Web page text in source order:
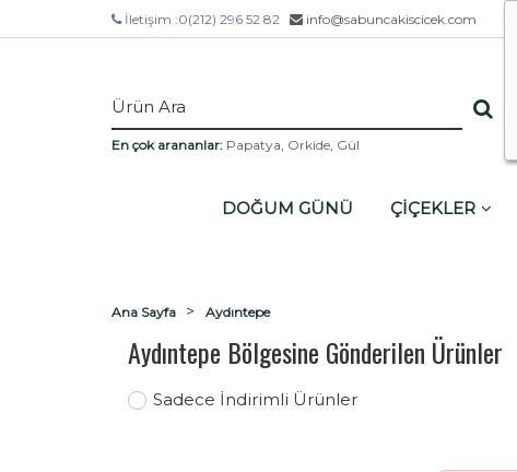
İletişim :0(212) 296 52 82 info@sabuncakiscicek.com
En çok arananlar: Papatya, Orkide, Gül
DOĞUM GÜNÜ ÇİÇEKLER
Ana Sayfa Aydıntepe
Aydıntepe Bölgesine Gönderilen Ürünler
Sadece İndirimli Ürünler